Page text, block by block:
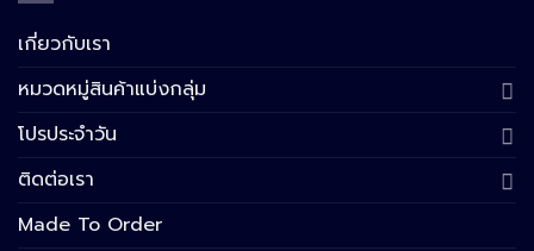
เกี่ยวกับเรา
หมวดหมู่สินค้าแบ่งกลุ่ม
โปรประจำวัน
ติดต่อเรา
Made To Order